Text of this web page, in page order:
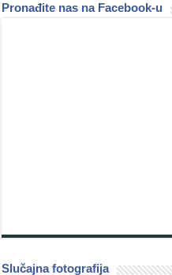
Pronađite nas na Facebook-u
Slučajna fotografija